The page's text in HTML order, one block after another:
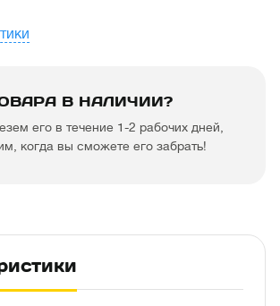
В НАЛИЧИИ?
его в течение 1-2 рабочих дней,
когда вы сможете его забрать!